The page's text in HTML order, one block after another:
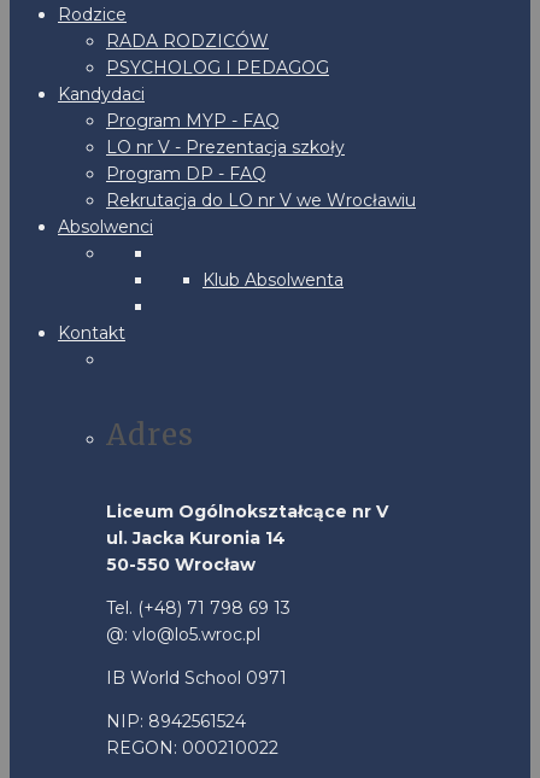
Rodzice
RADA RODZICÓW
PSYCHOLOG I PEDAGOG
Kandydaci
Program MYP - FAQ
LO nr V - Prezentacja szkoły
Program DP - FAQ
Rekrutacja do LO nr V we Wrocławiu
Absolwenci
Klub Absolwenta
Kontakt
Adres
Liceum Ogólnokształcące nr V
ul. Jacka Kuronia 14
50-550 Wrocław
Tel. (+48) 71 798 69 13
@: vlo@lo5.wroc.pl
IB World School 0971
NIP: 8942561524
REGON: 000210022